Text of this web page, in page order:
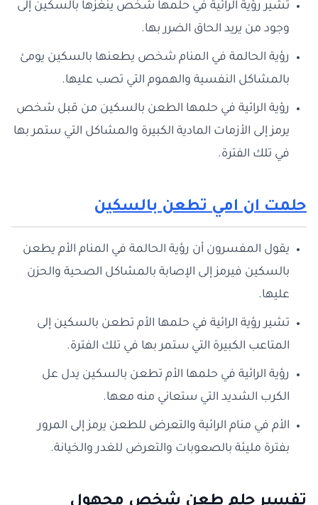
تشير رؤية الرائية في حلمها شخص ينغزها بالسكين إلى
وجود من يريد الحاق الضرر بها.
رؤية الحالمة في المنام شخص يطعنها بالسكين يومئ
بالمشاكل النفسية والهموم التي تصب عليها.
رؤية الرائية في حلمها الطعن بالسكين من قبل شخص
يرمز إلى الأزمات المادية الكبيرة والمشاكل التي ستمر بها
في تلك الفترة.
حلمت ان امي تطعن بالسكين
يقول المفسرون أن رؤية الحالمة في المنام الأم يطعن
بالسكين فيرمز إلى الإصابة بالمشاكل الصحية والحزن
عليها.
تشير رؤية الرائية في حلمها الأم تطعن بالسكين إلى
المتاعب الكبيرة التي ستمر بها في تلك الفترة.
رؤية الرائية في حلمها الأم تطعن بالسكين يدل عل
الكرب الشديد التي ستعاني منه معها.
الأم في منام الرائية والتعرض للطعن يرمز إلى المرور
بفترة مليئة بالصعوبات والتعرض للغدر والخيانة.